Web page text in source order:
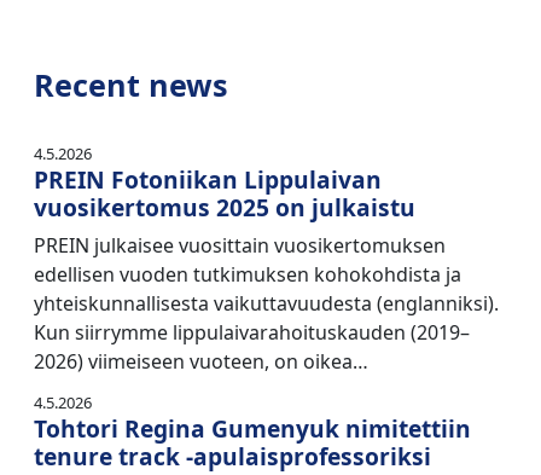
Recent news
4.5.2026
PREIN Fotoniikan Lippulaivan
vuosikertomus 2025 on julkaistu
PREIN julkaisee vuosittain vuosikertomuksen
edellisen vuoden tutkimuksen kohokohdista ja
yhteiskunnallisesta vaikuttavuudesta (englanniksi).
Kun siirrymme lippulaivarahoituskauden (2019–
2026) viimeiseen vuoteen, on oikea…
4.5.2026
Tohtori Regina Gumenyuk nimitettiin
tenure track -apulaisprofessoriksi